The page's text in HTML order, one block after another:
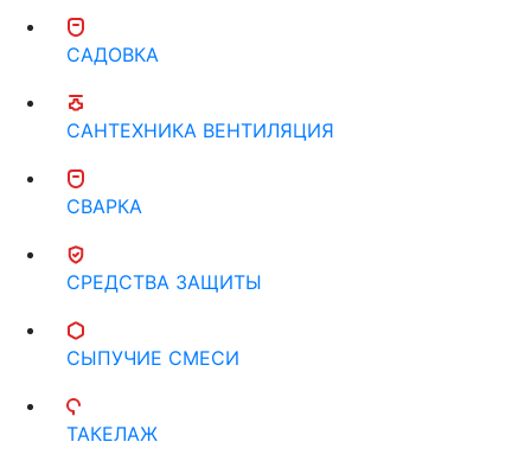
САДОВКА
САНТЕХНИКА ВЕНТИЛЯЦИЯ
СВАРКА
СРЕДСТВА ЗАЩИТЫ
СЫПУЧИЕ СМЕСИ
ТАКЕЛАЖ